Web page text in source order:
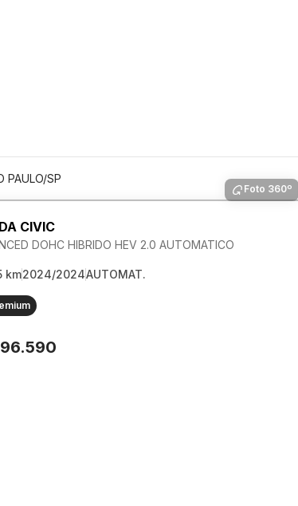
PAULO/SP
Foto 360º
CIVIC
DOHC HIBRIDO HEV 2.0 AUTOMATICO
km2024/2024AUTOMAT.